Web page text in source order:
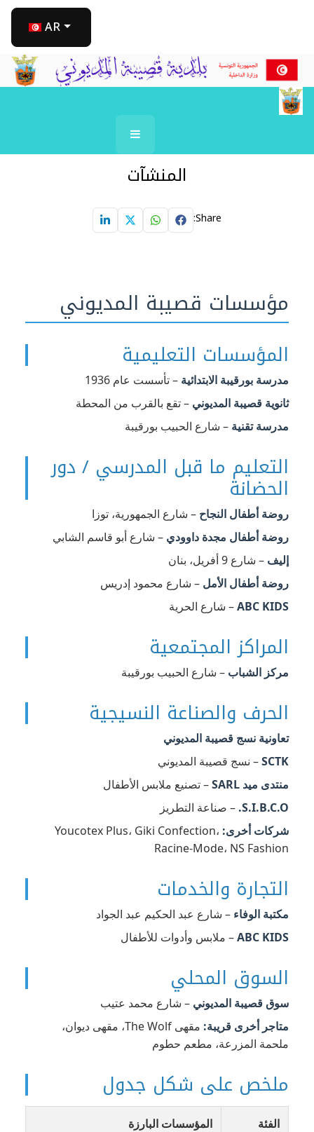
اختر لغتك
AR
المنشآت
Share:
مؤسسات قصيبة المديوني
المؤسسات التعليمية
مدرسة بورقيبة الابتدائية – تأسست عام 1936
ثانوية قصيبة المديوني – تقع بالقرب من المحطة
مدرسة تقنية – شارع الحبيب بورقيبة
التعليم ما قبل المدرسي / دور
الحضانة
روضة أطفال النجاح – شارع الجمهورية، توزا
روضة أطفال مجدة داوودي – شارع أبو قاسم الشابي
إليف – شارع 9 أفريل، بنان
روضة أطفال الأمل – شارع محمود إدريس
ABC KIDS– شارع الحرية
المراكز المجتمعية
مركز الشباب – شارع الحبيب بورقيبة
الحرف والصناعة النسيجية
تعاونية نسج قصيبة المديوني
SCTK– نسج قصيبة المديوني
منتدى ميد SARL
– تصنيع ملابس الأطفال
S.I.B.C.O. – صناعة التطريز
شركات أخرى: Youcotex Plus، Giki Confection،
Racine-Mode، NS Fashion
التجارة والخدمات
مكتبة الوفاء – شارع عبد الحكيم عبد الجواد
ABC KIDS– ملابس وأدوات للأطفال
السوق المحلي
سوق قصيبة المديوني – شارع محمد عتيب
متاجر أخرى قريبة:
مقهى The Wolf، مقهى ديوان،
ملحمة المزرعة، مطعم حطوم
ملخص على شكل جدول
الفئة المؤسسات البارزة